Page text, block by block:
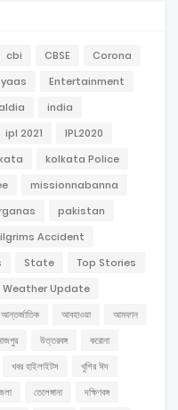
cbi CBSE
Corona
Entertainment
india
ipl 2021
IPL2020
kolkata Police
missionnabanna
pakistan
Accident
State
Top Stories
Weather Update
আন্তর্জাতিক আবহাওয়া
আমফান
উত্তরবঙ্গ
করোনা
খবর হাইলাইটস
খুশির ঈদ
তেলেঙ্গানা
দক্ষিণবঙ্গ